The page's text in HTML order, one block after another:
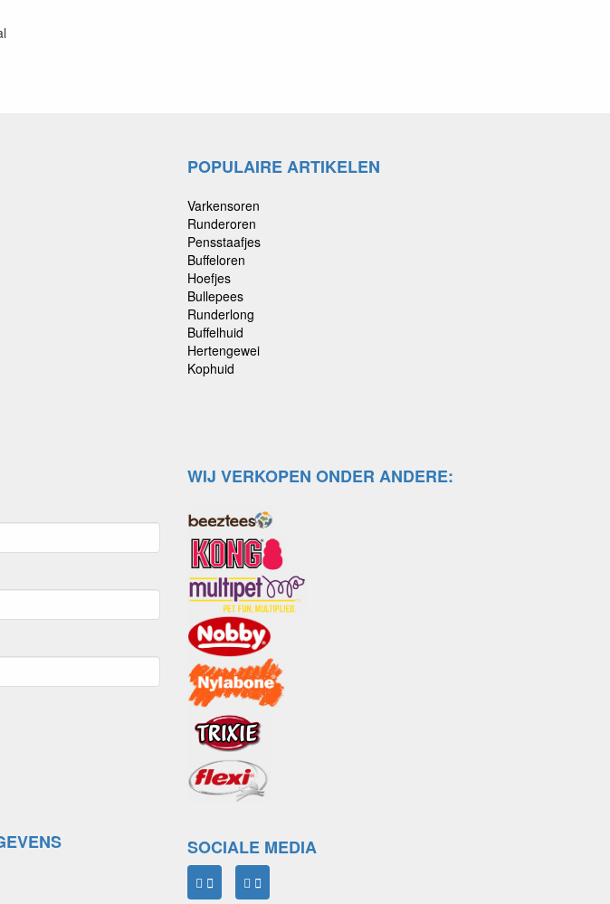
POPULAIRE ARTIKELEN
Varkensoren
Runderoren
Pensstaafjes
Buffeloren
Hoefjes
Bullepees
Runderlong
Buffelhuid
Hertengewei
Kophuid
WIJ VERKOPEN ONDER ANDERE:
SOCIALE MEDIA